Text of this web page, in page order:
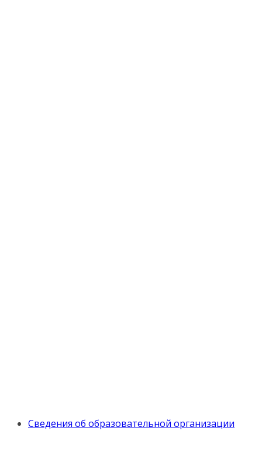
Сведения об образовательной организации